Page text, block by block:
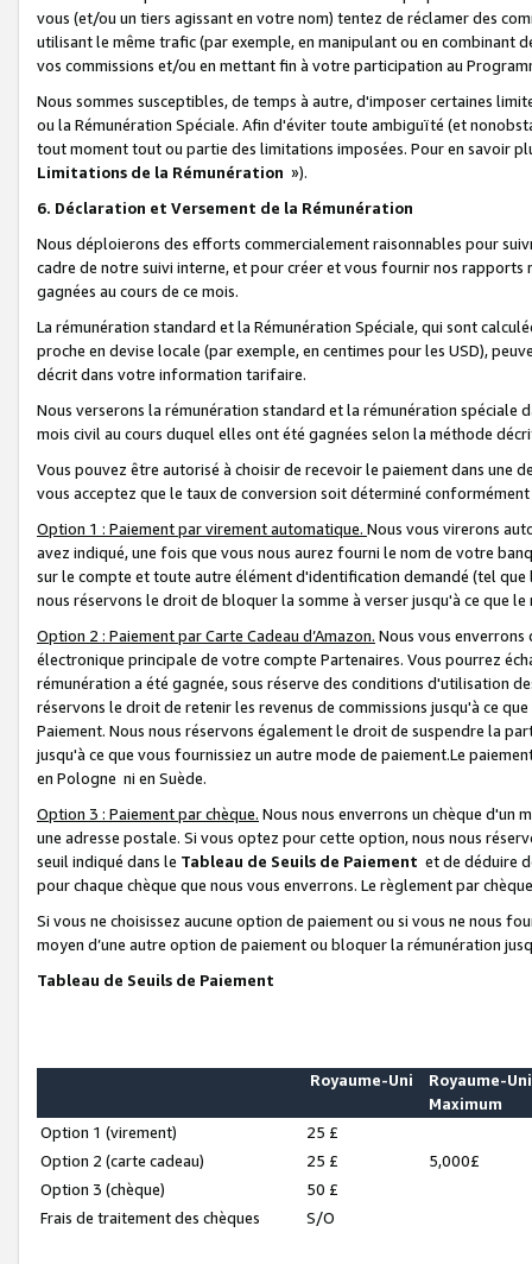
vous (et/ou un tiers agissant en votre nom) tentez de réclamer des
utilisant le même trafic (par exemple, en manipulant ou en combinant
vos commissions et/ou en mettant fin à votre participation au
Nous sommes susceptibles, de temps à autre, d'imposer certaines
ou la Rémunération Spéciale. Afin d'éviter toute ambiguïté (et
tout moment tout ou partie des limitations imposées. Pour en savoir
Limitations de la Rémunération »).
6. Déclaration et Versement de la Rémunération
Nous déploierons des efforts commercialement raisonnables pour
cadre de notre suivi interne, et pour créer et vous fournir nos
gagnées au cours de ce mois.
La rémunération standard et la Rémunération Spéciale, qui sont
proche en devise locale (par exemple, en centimes pour les USD),
décrit dans votre information tarifaire.
Nous verserons la rémunération standard et la rémunération spéciale
mois civil au cours duquel elles ont été gagnées selon la méthode
Vous pouvez être autorisé à choisir de recevoir le paiement dans une
vous acceptez que le taux de conversion soit déterminé
Option 1 : Paiement par virement automatique. Nous vous virerons
avez indiqué, une fois que vous nous aurez fourni le nom de votre
sur le compte et toute autre élément d'identification demandé (tel que
nous réservons le droit de bloquer la somme à verser jusqu'à ce que
Option 2 : Paiement par Carte Cadeau d’Amazon. Nous vous
électronique principale de votre compte Partenaires. Vous pourrez
rémunération a été gagnée, sous réserve des conditions d'utilisation
réservons le droit de retenir les revenus de commissions jusqu'à ce
Paiement. Nous nous réservons également le droit de suspendre la
jusqu'à ce que vous fournissiez un autre mode de paiement.Le
en Pologne ni en Suède.
Option 3 : Paiement par chèque. Nous nous enverrons un chèque d'un
une adresse postale. Si vous optez pour cette option, nous nous
seuil indiqué dans le Tableau de Seuils de Paiement et de déduire
pour chaque chèque que nous vous enverrons. Le règlement par
Si vous ne choisissez aucune option de paiement ou si vous ne nous
moyen d’une autre option de paiement ou bloquer la rémunération
Tableau de Seuils de Paiement
Royaume-Uni
Royaume-Uni
Maximum
Option 1 (virement)
25 £
Option 2 (carte cadeau)
25 £
5,000£
Option 3 (chèque)
50 £
Frais de traitement des chèques
S/O